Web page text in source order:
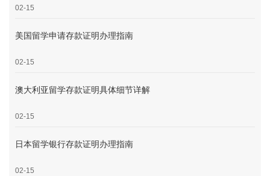
02-15
美国留学申请存款证明办理指南
02-15
澳大利亚留学存款证明具体细节详解
02-15
日本留学银行存款证明办理指南
02-15